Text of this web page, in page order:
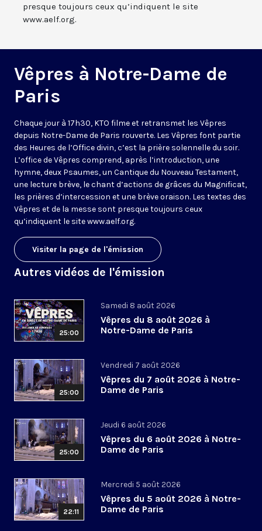
presque toujours ceux qu’indiquent le site
www.aelf.org.
Vêpres à Notre-Dame de
Paris
Chaque jour à 17h30, KTO filme et retransmet les Vêpres
depuis Notre-Dame de Paris rouverte. Les Vêpres font partie
des Heures de l’Office divin, c’est la prière solennelle du soir.
L’office de Vêpres comprend, après l’introduction, une
hymne, deux Psaumes, un Cantique du Nouveau Testament,
une lecture brève, le chant d’actions de grâces du Magnificat,
les prières d’intercession et une brève oraison. Les textes des
Vêpres et de la messe sont presque toujours ceux
qu’indiquent le sitewww.aelf.org.
Visiter la page de l'émission
Autres vidéos de l'émission
25:00
Samedi 8 août 2026
Vêpres du 8 août 2026 à
Notre-Dame de Paris
25:00
Vendredi 7 août 2026
Vêpres du 7 août 2026 à Notre-
Dame de Paris
25:00
Jeudi 6 août 2026
Vêpres du 6 août 2026 à Notre-
Dame de Paris
22:11
Mercredi 5 août 2026
Vêpres du 5 août 2026 à Notre-
Dame de Paris